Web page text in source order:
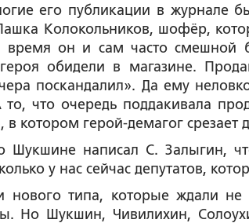
его публикации в журнале
Колокольников, шофёр,
он и сам часто смешной
обидели в магазине.
поскандалил». Да ему
что очередь поддакивала
в котором герой-демагог срезает
Шукшине написал С. Залыгин,
у нас сейчас депутатов,
нового типа, которые ждали
Но Шукшин, Чивилихин,